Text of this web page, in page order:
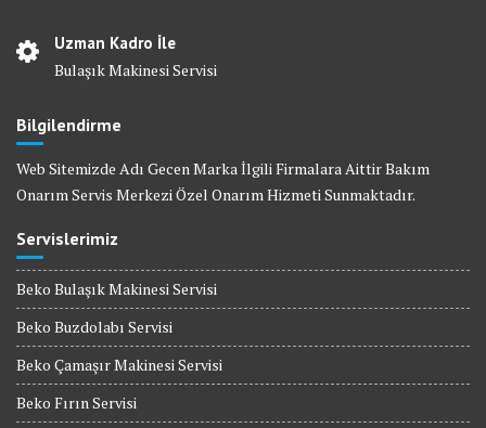
Uzman Kadro İle
Bulaşık Makinesi Servisi
Bilgilendirme
Web Sitemizde Adı Gecen Marka İlgili Firmalara Aittir Bakım
Onarım Servis Merkezi Özel Onarım Hizmeti Sunmaktadır.
Servislerimiz
Beko Bulaşık Makinesi Servisi
Beko Buzdolabı Servisi
Beko Çamaşır Makinesi Servisi
Beko Fırın Servisi